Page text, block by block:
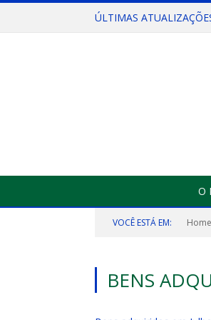
ÚLTIMAS
O
VOCÊ ESTÁ EM: Home
BENS